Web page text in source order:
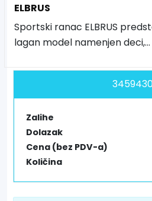
ELBRUS
Sportski ranac ELBRUS
lagan model namenjen deci,...
Zalihe
Dolazak
Cena (bez PDV-a)
Količina